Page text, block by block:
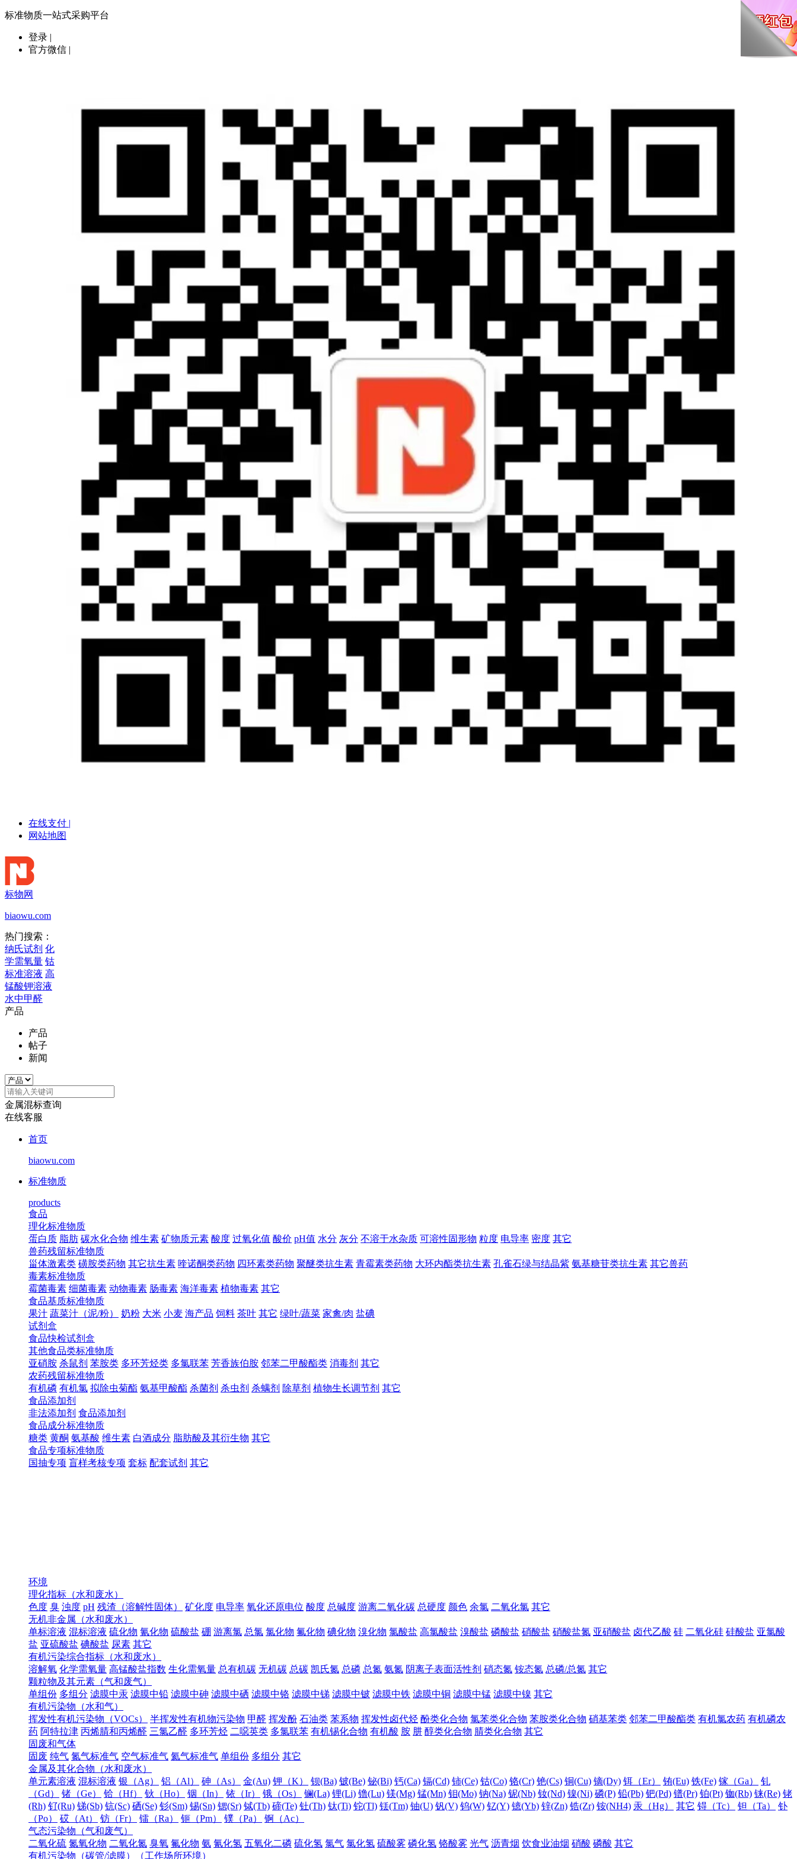
标准物质一站式采购平台
登录 |
官方微信 |
在线支付 |
网站地图
标物网
biaowu.com
热门搜索：
纳氏试剂 化
学需氧量 钴
标准溶液 高
锰酸钾溶液
水中甲醛
产品
产品
帖子
新闻
金属混标查询
在线客服
首页
biaowu.com
标准物质
products
食品
理化标准物质
蛋白质 脂肪 碳水化合物 维生素 矿物质元素 酸度 过氧化值 酸价 pH值 水分 灰分 不溶于水杂质 可溶性固形物 粒度 电导率 密度 其它
兽药残留标准物质
甾体激素类 磺胺类药物 其它抗生素 喹诺酮类药物 四环素类药物 聚醚类抗生素 青霉素类药物 大环内酯类抗生素 孔雀石绿与结晶紫 氨基糖苷类抗生素 其它兽药
毒素标准物质
霉菌毒素 细菌毒素 动物毒素 肠毒素 海洋毒素 植物毒素 其它
食品基质标准物质
果汁 蔬菜汁（泥/粉） 奶粉 大米 小麦 海产品 饲料 茶叶 其它 绿叶/蔬菜 家禽/肉 盐碘
试剂盒
食品快检试剂盒
其他食品类标准物质
亚硝胺 杀鼠剂 苯胺类 多环芳烃类 多氯联苯 芳香族伯胺 邻苯二甲酸酯类 消毒剂 其它
农药残留标准物质
有机磷 有机氯 拟除虫菊酯 氨基甲酸酯 杀菌剂 杀虫剂 杀螨剂 除草剂 植物生长调节剂 其它
食品添加剂
非法添加剂 食品添加剂
食品成分标准物质
糖类 黄酮 氨基酸 维生素 白酒成分 脂肪酸及其衍生物 其它
食品专项标准物质
国抽专项 盲样考核专项 套标 配套试剂 其它
环境
理化指标（水和废水）
色度 臭 浊度 pH 残渣（溶解性固体） 矿化度 电导率 氧化还原电位 酸度 总碱度 游离二氧化碳 总硬度 颜色 余氯 二氧化氯 其它
无机非金属（水和废水）
单标溶液 混标溶液 硫化物 氰化物 硫酸盐 硼 游离氯 总氯 氯化物 氟化物 碘化物 溴化物 氯酸盐 高氯酸盐 溴酸盐 磷酸盐 硝酸盐 硝酸盐氮 亚硝酸盐 卤代乙酸 硅 二氧化硅 硅酸盐 亚氯酸
盐 亚硫酸盐 碘酸盐 尿素 其它
有机污染综合指标（水和废水）
溶解氧 化学需氧量 高锰酸盐指数 生化需氧量 总有机碳 无机碳 总碳 凯氏氮 总磷 总氮 氨氮 阴离子表面活性剂 硝态氮 铵态氮 总磷/总氮 其它
颗粒物及其元素（气和废气）
单组份 多组分 滤膜中汞 滤膜中铅 滤膜中砷 滤膜中硒 滤膜中铬 滤膜中锑 滤膜中铍 滤膜中铁 滤膜中铜 滤膜中锰 滤膜中镍 其它
有机污染物（水和气）
挥发性有机污染物（VOCs）
半挥发性有机物污染物 甲醛 挥发酚 石油类 苯系物 挥发性卤代烃 酚类化合物 氯苯类化合物 苯胺类化合物 硝基苯类 邻苯二甲酸酯类 有机氯农药 有机磷农
药 阿特拉津 丙烯腈和丙烯醛 三氯乙醛 多环芳烃 二噁英类 多氯联苯 有机锡化合物 有机酸 胺 肼 醇类化合物 腈类化合物 其它
固废和气体
固废 纯气 氮气标准气 空气标准气 氦气标准气 单组份 多组分 其它
金属及其化合物（水和废水）
单元素溶液 混标溶液 银（Ag） 铝（Al） 砷（As） 金(Au) 钾（K） 钡(Ba) 铍(Be) 铋(Bi) 钙(Ca) 镉(Cd) 铈(Ce) 钴(Co) 铬(Cr) 铯(Cs) 铜(Cu) 镝(Dy) 铒（Er） 铕(Eu) 铁(Fe) 镓（Ga）
钆
（Gd）
锗（Ge） 铪（Hf） 钬（Ho） 铟（In） 铱（Ir） 锇（Os） 镧(La) 锂(Li) 镥(Lu) 镁(Mg) 锰(Mn) 钼(Mo) 钠(Na) 铌(Nb) 钕(Nd) 镍(Ni) 磷(P) 铅(Pb) 钯(Pd) 镨(Pr) 铂(Pt) 铷(Rb) 铼(Re) 铑
(Rh) 钌(Ru) 锑(Sb) 钪(Sc) 硒(Se) 钐(Sm) 锡(Sn) 锶(Sr) 铽(Tb) 碲(Te) 钍(Th) 钛(Ti) 铊(Tl) 铥(Tm) 铀(U) 钒(V) 钨(W) 钇(Y) 镱(Yb) 锌(Zn) 锆(Zr) 铵(NH4) 汞（Hg） 其它 锝（Tc） 钽（Ta）
钋
（Po）
砹（At） 钫（Fr） 镭（Ra） 钷（Pm） 镤（Pa）
锕（Ac）
气态污染物（气和废气）
二氧化硫 氮氧化物 二氧化氮 臭氧 氟化物 氨 氰化氢 五氧化二磷 硫化氢 氯气 氯化氢 硫酸雾 磷化氢 铬酸雾 光气 沥青烟 饮食业油烟 硝酸 磷酸 其它
有机污染物（碳管/滤膜）（工作场所环境）